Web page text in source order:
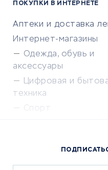
ПОКУПКИ В ИНТЕРНЕТЕ
Аптеки и доставка
Интернет-магазины
Одежда, обувь и
аксессуары
Цифровая и
техника
Спорт
Сервисы доставки